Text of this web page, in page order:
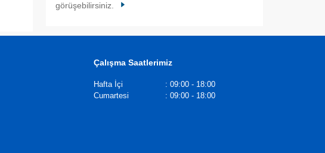
görüşebilirsiniz.
Çalışma Saatlerimiz
Hafta İçi : 09:00 - 18:00
Cumartesi
: 09:00 - 18:00